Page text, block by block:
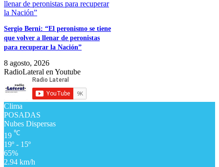
Sergio Berni: “El peronismo se tiene
que volver a llenar de peronistas
para recuperar la Nación”
8 agosto, 2026
RadioLateral en Youtube
Clima
POSADAS
Nubes Dispersas
19 ℃
19º - 15º
65%
2.94 km/h